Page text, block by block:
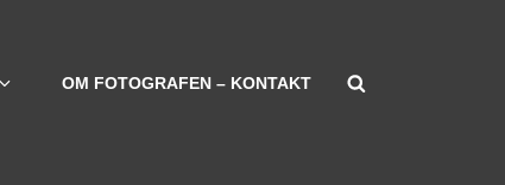
OM FOTOGRAFEN – KONTAKT